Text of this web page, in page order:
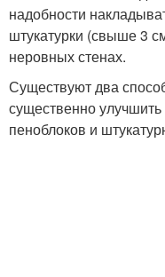
надобности
штукатурки (свыше 3
неровных стенах.
Существуют два
существенно улучшить
пеноблоков и